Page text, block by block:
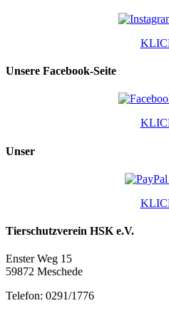
Unsere Facebook-Seite
Unser
Tierschutzverein HSK e.V.
Enster Weg 15
59872 Meschede
Telefon: 0291/1776